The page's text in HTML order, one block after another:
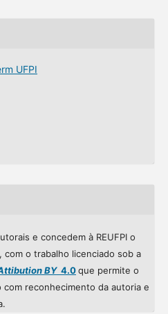
UFPI
e concedem à REUFPI o
o trabalho licenciado sob a
BY4.0que permite o
reconhecimento da autoria e